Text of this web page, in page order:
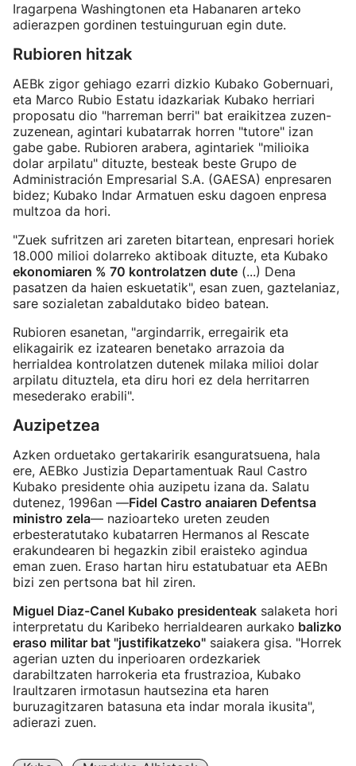
Iragarpena Washingtonen eta Habanaren arteko
adierazpen gordinen testuinguruan egin dute.
Rubioren hitzak
AEBk zigor gehiago ezarri dizkio Kubako Gobernuari,
eta Marco Rubio Estatu idazkariak Kubako herriari
proposatu dio "harreman berri" bat eraikitzea zuzen-
zuzenean, agintari kubatarrak horren "tutore" izan
gabe gabe. Rubioren arabera, agintariek "milioika
dolar arpilatu" dituzte, besteak beste Grupo de
Administración Empresarial S.A. (GAESA) enpresaren
bidez; Kubako Indar Armatuen esku dagoen enpresa
multzoa da hori.
"Zuek sufritzen ari zareten bitartean, enpresari horiek
18.000 milioi dolarreko aktiboak dituzte, eta Kubako
ekonomiaren % 70 kontrolatzen dute (...) Dena
pasatzen da haien eskuetatik", esan zuen, gaztelaniaz,
sare sozialetan zabaldutako bideo batean.
Rubioren esanetan, "argindarrik, erregairik eta
elikagairik ez izatearen benetako arrazoia da
herrialdea kontrolatzen dutenek milaka milioi dolar
arpilatu dituztela, eta diru hori ez dela herritarren
mesederako erabili".
Auzipetzea
Azken orduetako gertakaririk esanguratsuena, hala
ere, AEBko Justizia Departamentuak Raul Castro
Kubako presidente ohia auzipetu izana da. Salatu
dutenez, 1996an —Fidel Castro anaiaren Defentsa
ministro zela— nazioarteko ureten zeuden
erbesteratutako kubatarren Hermanos al Rescate
erakundearen bi hegazkin zibil eraisteko agindua
eman zuen. Eraso hartan hiru estatubatuar eta AEBn
bizi zen pertsona bat hil ziren.
Miguel Diaz-Canel Kubako presidenteak salaketa hori
interpretatu du Karibeko herrialdearen aurkako balizko
eraso militar bat "justifikatzeko" saiakera gisa. "Horrek
agerian uzten du inperioaren ordezkariek
darabiltzaten harrokeria eta frustrazioa, Kubako
Iraultzaren irmotasun hautsezina eta haren
buruzagitzaren batasuna eta indar morala ikusita",
adierazi zuen.